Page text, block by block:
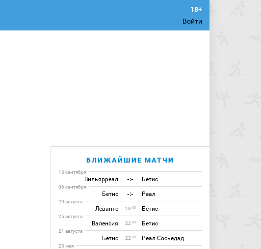
Войти
БЛИЖАЙШИЕ МАТЧИ
13 сентября
Вильярреал -:- Бетис
06 сентября
Бетис -:- Реал
29 августа
Леванте 18 00 Бетис
25 августа
Валенсия 22 00 Бетис
21 августа
Бетис 22 00 Реал Сосьедад
23 мая